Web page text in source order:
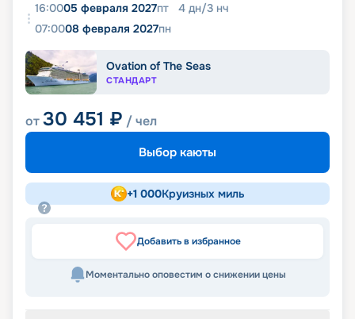
16:0005 февраля 2027пт 4 дн/3 нч
07:0008 февраля 2027пн
Ovation of The Seas
СТАНДАРТ
от30 451 ₽ / чел
Выбор каюты
+1 000Круизных миль
Добавить в избранное
Моментально оповестим о снижении цены